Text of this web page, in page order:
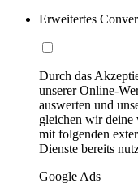
Erweitertes
Durch das
unserer Online-
auswerten und
gleichen wir deine
mit folgenden
Dienste bereits
Google Ads